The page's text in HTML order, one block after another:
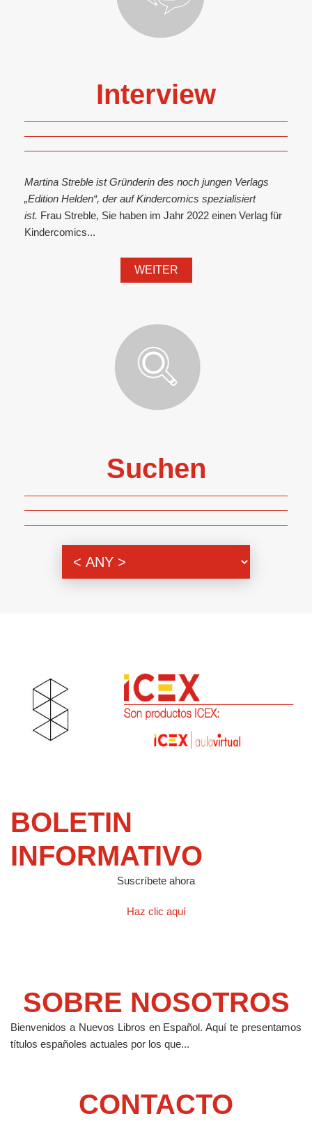
Interview
Martina Streble ist Gründerin des noch jungen Verlags
„Edition Helden“, der auf Kindercomics spezialisiert
ist. Frau Streble, Sie haben im Jahr 2022 einen Verlag für
Kindercomics...
WEITER
Suchen
BOLETIN
INFORMATIVO
Suscríbete ahora
Haz clic aquí
SOBRE NOSOTROS
Bienvenidos a Nuevos Libros en Español.Aquí te presentamos
títulos españoles actuales por los que...
CONTACTO